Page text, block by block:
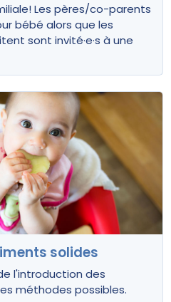
Les pères/co-parents
bébé alors que les
sont invité·e·s à une
solides
l'introduction des
méthodes possibles.